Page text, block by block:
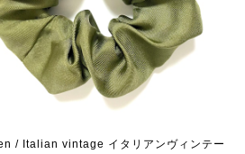
/ Italian vintage イタリアンヴィンテー